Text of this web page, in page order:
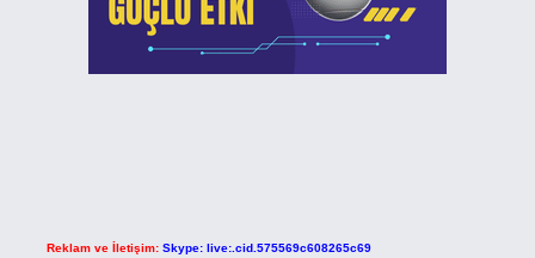
Reklam ve İletişim: Skype: live:.cid.575569c608265c69